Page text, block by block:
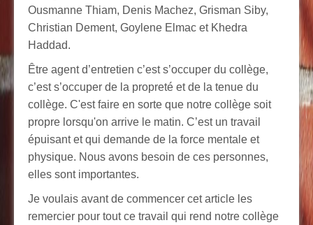
Ousmanne Thiam, Denis Machez, Grisman Siby,
Christian Dement, Goylene Elmac et Khedra
Haddad.
Être agent d’entretien c’est s’occuper du collège,
c’est s’occuper de la propreté et de la tenue du
collège. C'est faire en sorte que notre collège soit
propre lorsqu'on arrive le matin. C’est un travail
épuisant et qui demande de la force mentale et
physique. Nous avons besoin de ces personnes,
elles sont importantes.
Je voulais avant de commencer cet article les
remercier pour tout ce travail qui rend notre collège